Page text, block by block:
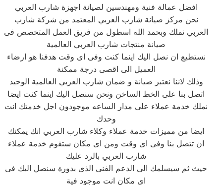
افضل عمالة فنية ومهندسين لصيانة اجهزة شارب العربي
نحن مركز صيانة شارب العربي المعتمد من شركة شارب
العربي نملك وبحمد الله اسطول من فريق العمل المتخصص فى
صيانة منتجات شارب العربي العالمية
نستطيع ان نصل اليك اينما كنت وفى اى وقت هدفنا هو ارضاء
العميل الى اقصى درجة ممكنة
وذلك لاننا نعتبر صيانة و ضمان شارب العربي العالمية الوحيد
اتصل بنا على الخط الساخن ونحن سنصل اليك اينما كنت ايضا
نملك خدمة عملاء على مدار الساعه موجودون اجل خدمتك انت
وحدك
ايضا من مميزات خدمة عملاء وكلاء شارب العربي انك يمكنك
ان تتصل بنا وفى اى وقت ومن اى مكان ستقوم خدمة عملاء
شارب العربي بالرد عليك
حيث ثم سيسلمك الى الدعم الفنى الذى بدورة سنصل اليك فى
اى مكان انت موجود فية